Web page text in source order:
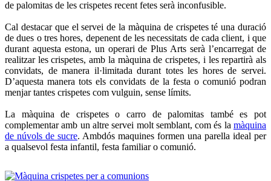
de palomitas de les crispetes recent fetes serà inconfusible.
Cal destacar que el servei de la màquina de crispetes té una duració
de dues o tres hores, depenent de les necessitats de cada client, i que
durant aquesta estona, un operari de Plus Arts serà l’encarregat de
realitzar les crispetes, amb la màquina de crispetes, i les repartirà als
convidats, de manera il·limitada durant totes les hores de servei.
D’aquesta manera tots els convidats de la festa o comunió podran
menjar tantes crispetes com vulguin, sense límits.
La màquina de crispetes o carro de palomitas també es pot
complementar amb un altre servei molt semblant, com és la màquina
de núvols de sucre. Ambdós maquines formen una parella ideal per
a qualsevol festa infantil, festa familiar o comunió.